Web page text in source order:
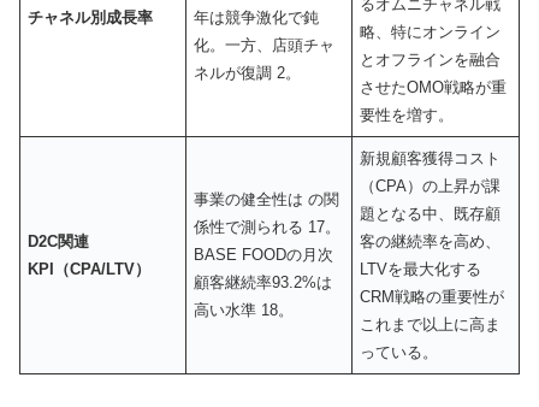
チャネル別成長率
年は競争激化で鈍
化。一方、店頭チャ
ネルが復調 2。
るオムニチャネル戦
略、特にオンライン
とオフラインを融合
させたOMO戦略が重
要性を増す。
D2C関連
KPI（CPA/LTV）
事業の健全性は の関
係性で測られる 17。
BASE FOODの月次
顧客継続率93.2%は
高い水準 18。
新規顧客獲得コスト
（CPA）の上昇が課
題となる中、既存顧
客の継続率を高め、
LTVを最大化する
CRM戦略の重要性が
これまで以上に高ま
っている。